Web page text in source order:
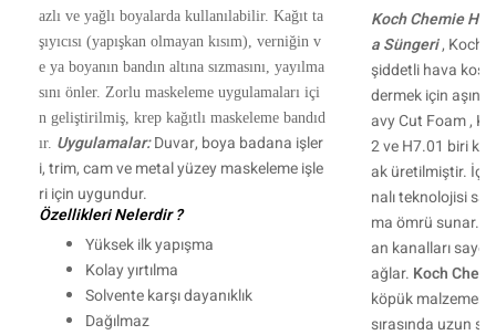
azlı ve yağlı boyalarda kullanılabilir. Kağıt ta
şıyıcısı (yapışkan olmayan kısım), verniğin v
e ya boyanın bandın altına sızmasını, yayılma
sını önler. Zorlu maskeleme uygulamaları içi
n geliştirilmiş, krep kağıtlı maskeleme bandıd
ır. Uygulamalar:Duvar, boya badana işler
i, trim, cam ve metal yüzey maskeleme işle
ri için uygundur.
Özellikleri Nelerdir ?
Yüksek ilk yapışma
Kolay yırtılma
Solvente karşı dayanıklık
Dağılmaz
Koch Chemie
a Süngeri, Koch
şiddetli hava
dermek için
avy Cut Foam ,
2 ve H7.01 biri
ak üretilmiştir.
nalı teknolojisi
ma ömrü sunar.
an kanalları
ağlar. Koch
köpük
sırasında uzun